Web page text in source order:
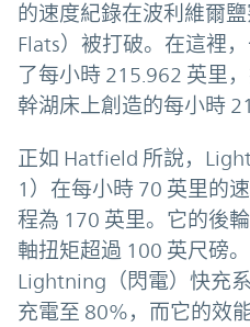
的速度紀錄在波利維爾
Flats）被打破。在這裡
了每小時 215.962 英里
幹湖床上創造的每小時
正如 Hatfield 所說，
1）在每小時 70 英里的
程為 170 英里。它的後
軸扭矩超過 100 英尺磅
Lightning（閃電）快充
充電至 80%，而它的效